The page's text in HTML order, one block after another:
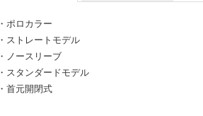
・ポロカラー
・ストレートモデル
・ノースリーブ
・スタンダードモデル
・首元開閉式